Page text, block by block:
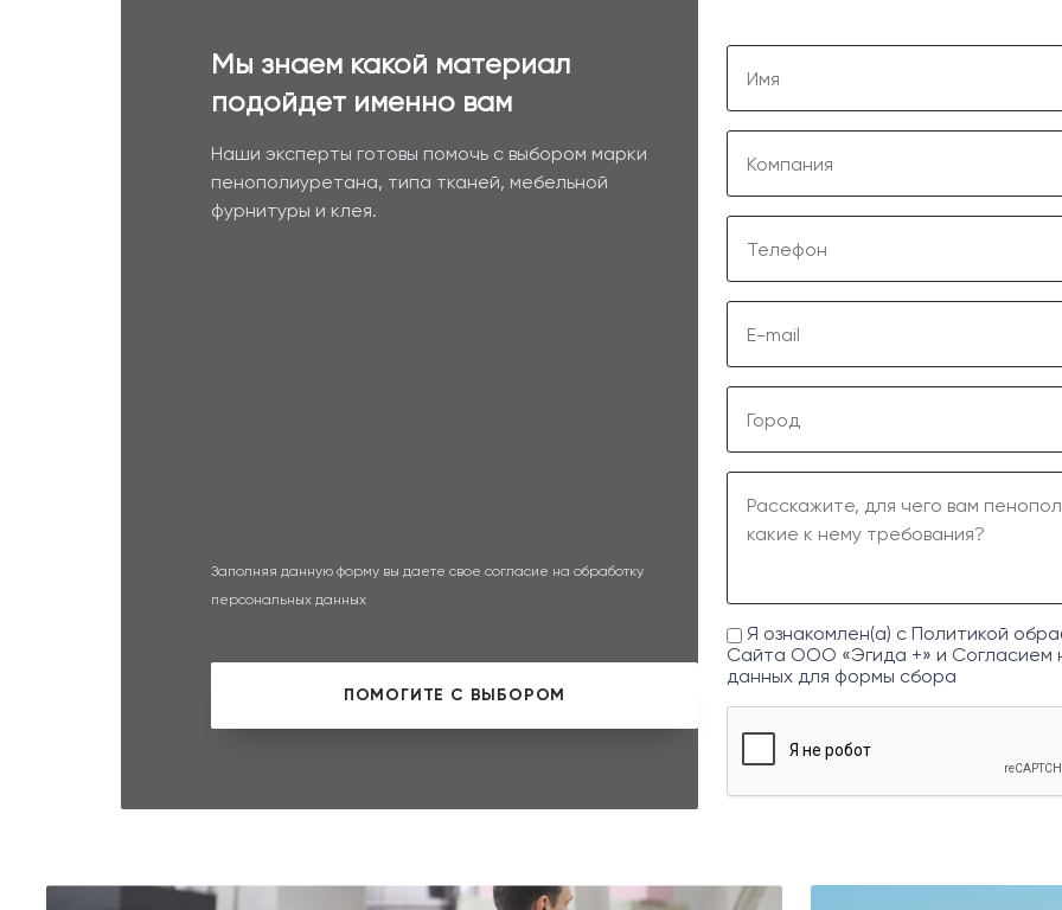
Мы знаем какой материал
подойдет именно вам
Наши эксперты готовы помочь с выбором марки
пенополиуретана, типа тканей, мебельной
фурнитуры и клея.
Заполняя данную форму вы даете свое согласие на обработку
персональных данных
Я ознакомлен(а) с Политикой
Сайта ООО «Эгида +» и Согласием
данных для формы сбора